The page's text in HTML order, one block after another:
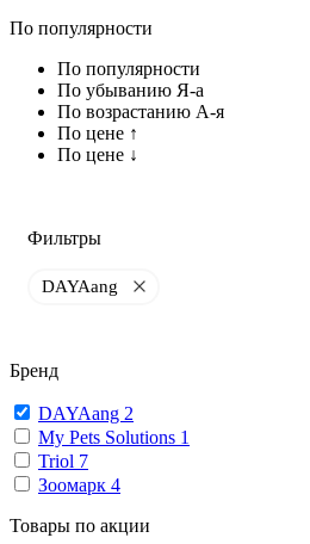
По популярности
По популярности
По убыванию Я-а
По возрастанию А-я
По цене ↑
По цене ↓
Фильтры
DAYAang
Бренд
DAYAang 2
My Pets Solutions 1
Triol 7
Зоомарк 4
Товары по акции